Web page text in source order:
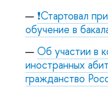
❗Стартовал
обучение в
Об участии в
иностранных
гражданство